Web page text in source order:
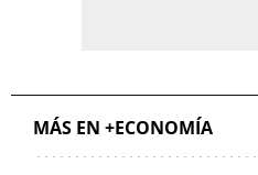
MÁS EN +ECONOMÍA